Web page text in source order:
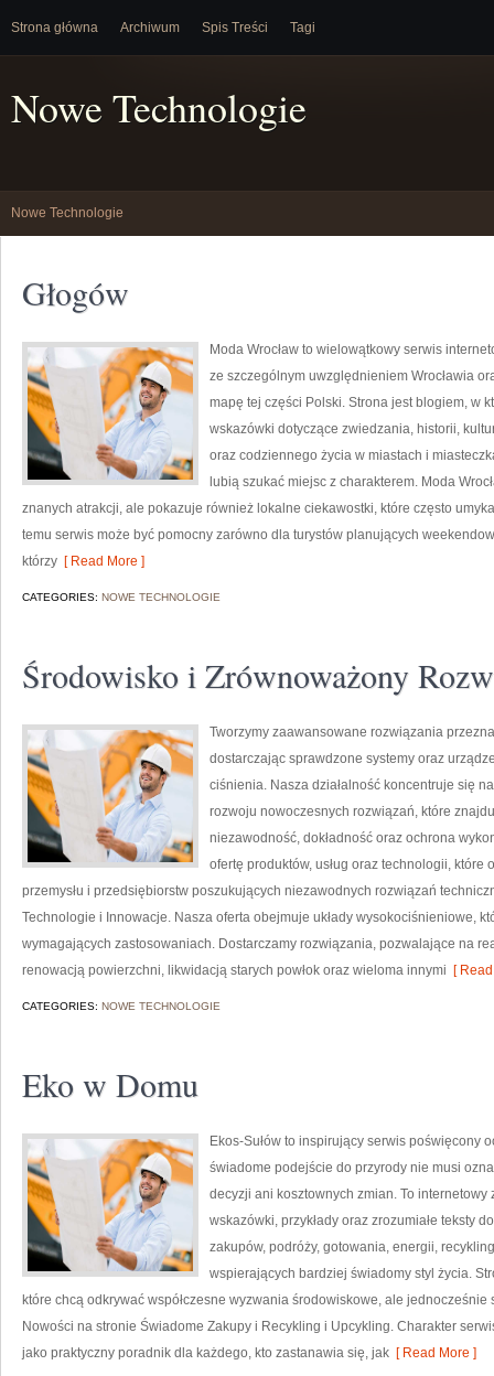
Strona główna Archiwum Spis Treści Tagi
Nowe Technologie
Nowe Technologie
Głogów
Moda Wrocław to wielowątkowy serwis
ze szczególnym uwzględnieniem Wrocławia
mapę tej części Polski. Strona jest blogiem, w
wskazówki dotyczące zwiedzania, historii,
oraz codziennego życia w miastach i
lubią szukać miejsc z charakterem. Moda
znanych atrakcji, ale pokazuje również lokalne ciekawostki, które często
temu serwis może być pomocny zarówno dla turystów planujących
którzy [ Read More ]
CATEGORIES: NOWE TECHNOLOGIE
Środowisko i Zrównoważony
Tworzymy zaawansowane rozwiązania
dostarczając sprawdzone systemy oraz
ciśnienia. Nasza działalność koncentruje się
rozwoju nowoczesnych rozwiązań, które
niezawodność, dokładność oraz ochrona
ofertę produktów, usług oraz technologii,
przemysłu i przedsiębiorstw poszukujących niezawodnych rozwiązań
Technologie i Innowacje. Nasza oferta obejmuje układy wysokociśnieniowe,
wymagających zastosowaniach. Dostarczamy rozwiązania, pozwalające na
renowacją powierzchni, likwidacją starych powłok oraz wieloma innymi [
CATEGORIES: NOWE TECHNOLOGIE
Eko w Domu
Ekos-Sułów to inspirujący serwis poświęcony
świadome podejście do przyrody nie musi
decyzji ani kosztownych zmian. To
wskazówki, przykłady oraz zrozumiałe teksty
zakupów, podróży, gotowania, energii,
wspierających bardziej świadomy styl życia.
które chcą odkrywać współczesne wyzwania środowiskowe, ale
Nowości na stronie Świadome Zakupy i Recykling i Upcykling. Charakter
jako praktyczny poradnik dla każdego, kto zastanawia się, jak [ Read More ]